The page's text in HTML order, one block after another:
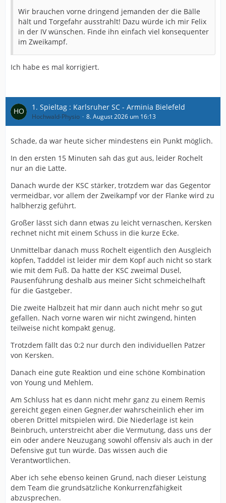
Wir brauchen vorne dringend jemanden der die Bälle
hält und Torgefahr ausstrahlt! Dazu würde ich mir Felix
in der IV wünschen. Finde ihn einfach viel konsequenter
im Zweikampf.
Ich habe es mal korrigiert.
1. Spieltag : Karlsruher SC - Arminia Bielefeld
Hochwald-Physio 8. August 2026 um 16:13
Schade, da war heute sicher mindestens ein Punkt möglich.
In den ersten 15 Minuten sah das gut aus, leider Rochelt
nur an die Latte.
Danach wurde der KSC stärker, trotzdem war das Gegentor
vermeidbar, vor allem der Zweikampf vor der Flanke wird zu
halbherzig geführt.
Großer lässt sich dann etwas zu leicht vernaschen, Kersken
rechnet nicht mit einem Schuss in die kurze Ecke.
Unmittelbar danach muss Rochelt eigentlich den Ausgleich
köpfen, Tadddel ist leider mir dem Kopf auch nicht so stark
wie mit dem Fuß. Da hatte der KSC zweimal Dusel,
Pausenführung deshalb aus meiner Sicht schmeichelhaft
für die Gastgeber.
Die zweite Halbzeit hat mir dann auch nicht mehr so gut
gefallen. Nach vorne waren wir nicht zwingend, hinten
teilweise nicht kompakt genug.
Trotzdem fällt das 0:2 nur durch den individuellen Patzer
von Kersken.
Danach eine gute Reaktion und eine schöne Kombination
von Young und Mehlem.
Am Schluss hat es dann nicht mehr ganz zu einem Remis
gereicht gegen einen Gegner,der wahrscheinlich eher im
oberen Drittel mitspielen wird. Die Niederlage ist kein
Beinbruch, unterstreicht aber die Vermutung, dass uns der
ein oder andere Neuzugang sowohl offensiv als auch in der
Defensive gut tun würde. Das wissen auch die
Verantwortlichen.
Aber ich sehe ebenso keinen Grund, nach dieser Leistung
dem Team die grundsätzliche Konkurrenzfähigkeit
abzusprechen.